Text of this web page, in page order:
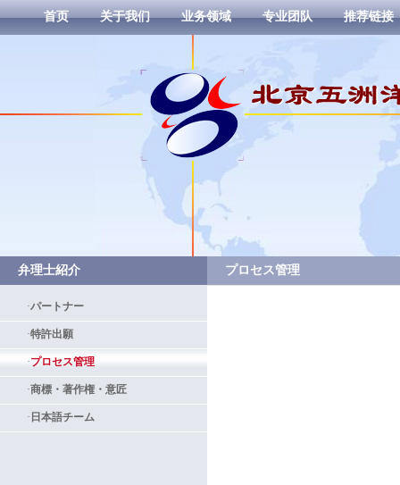
首页 关于我们 业务领域 专业团队 推荐链接
弁理士紹介
·パートナー
·特許出願
·プロセス管理
·商標・著作権・意匠
· 日本語チーム
プロセス管理